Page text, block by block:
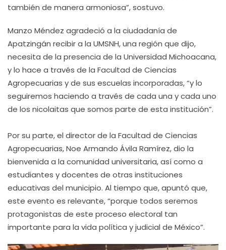
también de manera armoniosa”, sostuvo.
Manzo Méndez agradeció a la ciudadanía de
Apatzingán recibir a la UMSNH, una región que dijo,
necesita de la presencia de la Universidad Michoacana,
y lo hace a través de la Facultad de Ciencias
Agropecuarias y de sus escuelas incorporadas, “y lo
seguiremos haciendo a través de cada una y cada uno
de los nicolaitas que somos parte de esta institución”.
Por su parte, el director de la Facultad de Ciencias
Agropecuarias, Noe Armando Ávila Ramírez, dio la
bienvenida a la comunidad universitaria, así como a
estudiantes y docentes de otras instituciones
educativas del municipio. Al tiempo que, apuntó que,
este evento es relevante, “porque todos seremos
protagonistas de este proceso electoral tan
importante para la vida política y judicial de México”.